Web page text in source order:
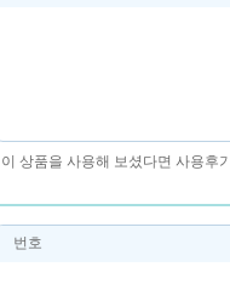
상품을 사용해 보셨다면 사용후
번호